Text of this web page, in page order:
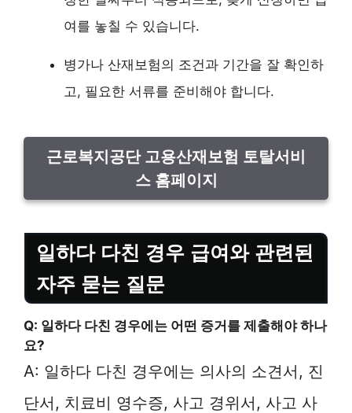
여를 놓칠 수 있습니다.
병가나 산재보험의 조건과 기간을 잘 확인하
고, 필요한 서류를 준비해야 합니다.
근로복지공단 고용산재보험 토탈서비
스 홈페이지
일하다 다친 경우 급여와 관련된
자주 묻는 질문
Q: 일하다 다친 경우에는 어떤 증거를 제출해야 하나
요?
A: 일하다 다친 경우에는 의사의 소견서, 진
단서, 치료비 영수증, 사고 경위서, 사고 사